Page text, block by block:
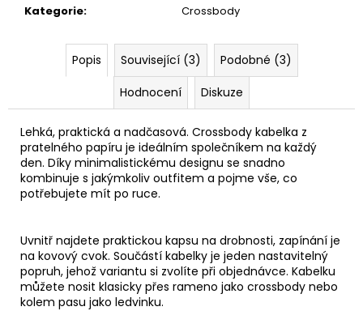
Kategorie: Crossbody
Popis Související (3)
Podobné (3)
Hodnocení
Diskuze
Lehká, praktická a nadčasová. Crossbody kabelka z
pratelného papíru je ideálním společníkem na každý
den. Díky minimalistickému designu se snadno
kombinuje s jakýmkoliv outfitem a pojme vše, co
potřebujete mít po ruce.
Uvnitř najdete praktickou kapsu na drobnosti, zapínání je
na kovový cvok. Součástí kabelky je jeden nastavitelný
popruh, jehož variantu si zvolíte při objednávce. Kabelku
můžete nosit klasicky přes rameno jako crossbody nebo
kolem pasu jako ledvinku.
PAPÍROVÁ
+
1
190
Kč